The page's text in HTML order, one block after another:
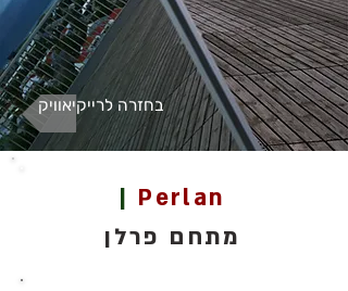
בחזרה לרייקיאוויק
Perlan
|
מתחם פרלן